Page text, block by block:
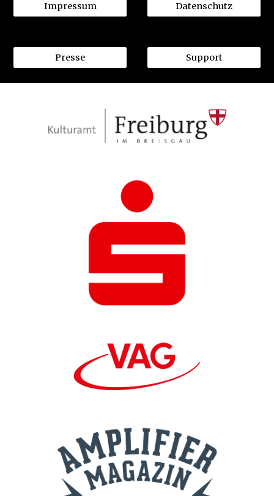
Impressum Datenschutz
Presse Support